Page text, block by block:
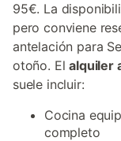
95€. La
pero conviene
antelación para
otoño. Elalquiler
suele incluir:
Cocina
completo